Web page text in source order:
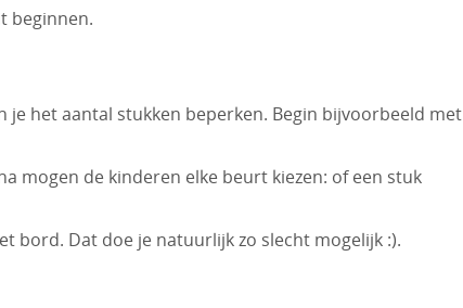
beginnen.
je het aantal stukken beperken. Begin bijvoorbeeld met
mogen de kinderen elke beurt kiezen: of een stuk
bord. Dat doe je natuurlijk zo slecht mogelijk :).